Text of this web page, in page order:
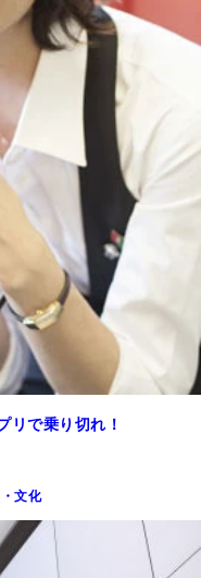
リで乗り切れ！
文化